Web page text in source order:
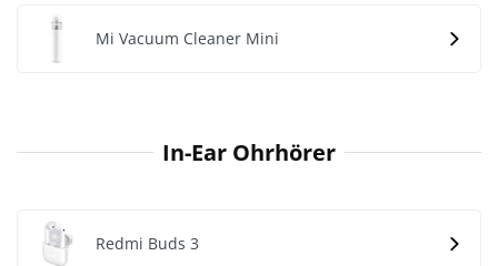
Mi Vacuum Cleaner Mini
In-Ear Ohrhörer
Redmi Buds 3